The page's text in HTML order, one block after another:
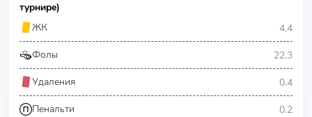
турнире)
ЖК
4.4
Фолы 22.3
Удаления 0.4
Пенальти 0.2